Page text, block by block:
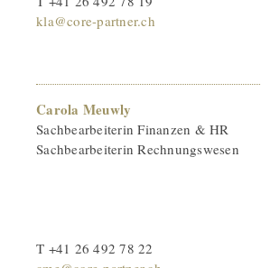
kla@core-partner.ch
Carola Meuwly
Sachbearbeiterin Finanzen & HR
Sachbearbeiterin Rechnungswesen
T +41 26 492 78 22